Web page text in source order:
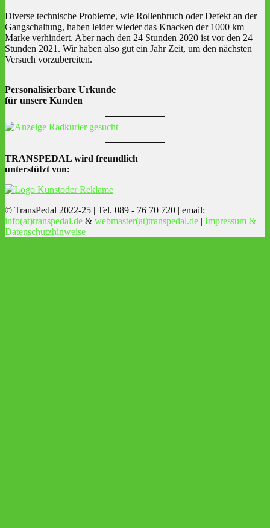
Diverse technische Probleme, wie Rollenbruch oder Defekt an der
Gangschaltung, haben leider wieder das Knacken der 1000 km
Marke verhindert. Aber nach den 24 Stunden 2020 ist vor den 24
Stunden 2021. Wir haben also gut ein Jahr Zeit, um den nächsten
Versuch vorzubereiten.
Personalisierbare Urkunde
für unsere Kunden
TRANSPEDAL wird freundlich
unterstützt von:
© TransPedal 2022-25 | Tel. 089 - 76 70 720 | email:
info(at)transpedal.de & webmaster(at)transpedal.de | Impressum &
Datenschutzhinweise